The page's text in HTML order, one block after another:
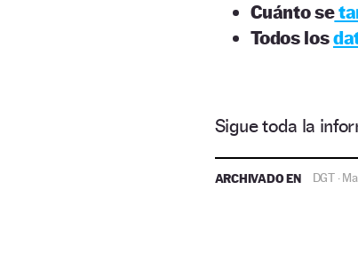
Cuánto se
Todos los
Sigue toda la
ARCHIVADO EN DGT·